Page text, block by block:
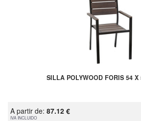
SILLA POLYWOOD FORIS 54 X
A partir de: 87.12 €
IVA INCLUIDO